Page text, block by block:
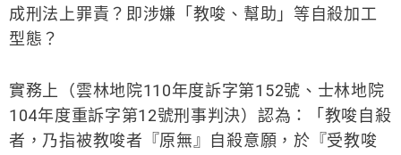
成刑法上罪責？即涉嫌「教唆、幫助」等自殺加工
型態？
實務上（雲林地院110年度訴字第152號、士林地院
104年度重訴字第12號刑事判決）認為：「教唆自殺
者，乃指被教唆者『原無』自殺意願，於『受教唆